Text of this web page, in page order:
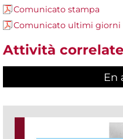
Comunicato stampa
Comunicato ultimi giorni
Attività correlate
En